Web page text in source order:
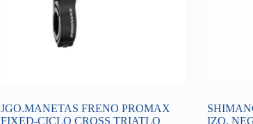
JGO.MANETAS FRENO PROMAX
FIXED-CICLO CROSS TRIATLO
IZQ.